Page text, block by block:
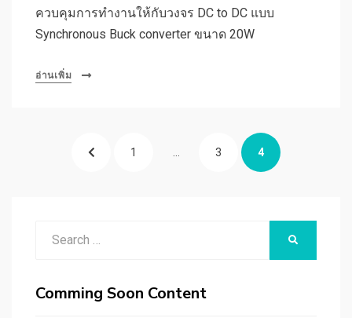
ควบคุมการทำงานให้กับวงจร DC to DC แบบ
Synchronous Buck converter ขนาด 20W
อ่านเพิ่ม
PREVIOUSPAGE
1 PAGE
3 PAGE
4
Comming Soon Content